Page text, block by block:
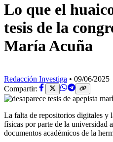
Lo que el
tesis de la
María Acuña
Redacción Investiga • 09/06/2025
Compartir:
La falta de repositorios digitales y
físicas por parte de la universidad
documentos académicos de la